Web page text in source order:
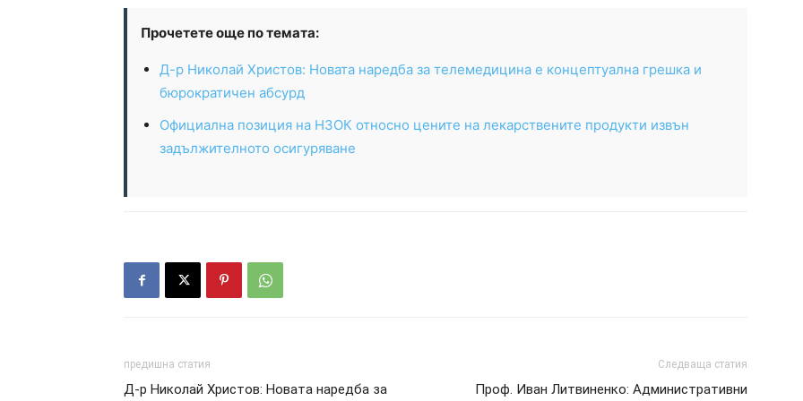
Прочетете още по темата:
Д-р Николай Христов: Новата наредба за телемедицина е концептуална грешка и
бюрократичен абсурд
Официална позиция на НЗОК относно цените на лекарствените продукти извън
задължителното осигуряване
предишна статия
Д-р Николай Христов: Новата наредба за
Следваща статия
Проф. Иван Литвиненко: Административни